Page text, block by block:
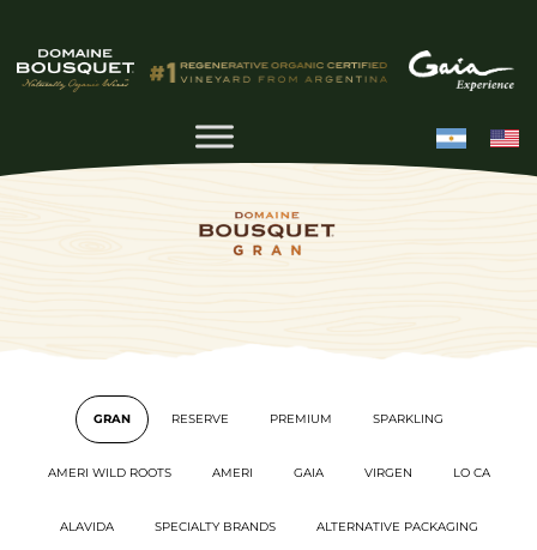
GRAN RESERVE PREMIUM SPARKLING
AMERI WILD ROOTS AMERI GAIA VIRGEN LO CA
ALAVIDA SPECIALTY BRANDS ALTERNATIVE PACKAGING